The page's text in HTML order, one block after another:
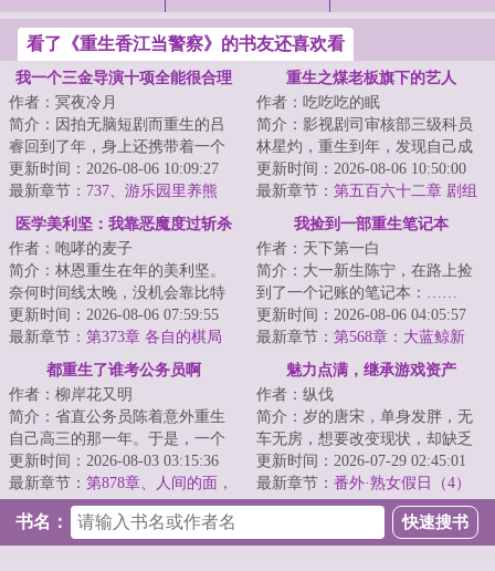
看了《重生香江当警察》的书友还喜欢看
我一个三金导演十项全能很合理
作者：冥夜冷月
简介：因拍无脑短剧而重生的吕
睿回到了年，身上还携带着一个
【十项全能大导演】系统！目
标：走上人生巅峰...
更新时间：2026-08-06 10:09:27
最新章节： 737、游乐园里养熊
猫？丁亮纯魔丸！不上市！删不
掉！合作愉快……
重生之煤老板旗下的艺人
作者：吃吃吃的眠
简介：影视剧司审核部三级科员
林星灼，重生到年，发现自己成
为了一家煤老板投资的影视公司
签约艺人。六公...
更新时间：2026-08-06 10:50:00
最新章节： 第五百六十二章 剧组
外的收获！
医学美利坚：我靠恶魔度过斩杀
线
作者：咆哮的麦子
简介：林恩重生在年的美利坚。
奈何时间线太晚，没机会靠比特
币翻盘。无奈只能他只能先做好
医生本职工作，...
更新时间：2026-08-06 07:59:55
最新章节： 第373章 各自的棋局
我捡到一部重生笔记本
作者：天下第一白
简介：大一新生陈宁，在路上捡
到了一个记账的笔记本：……
年，GDP位例世界第二。年，屠
呦呦获诺贝尔医学...
更新时间：2026-08-06 04:05:57
最新章节： 第568章：大蓝鲸新
车，70 万起步！（求订阅）
都重生了谁考公务员啊
作者：柳岸花又明
简介：省直公务员陈着意外重生
自己高三的那一年。于是，一个
木讷腼腆、和女生说话都会脸
红、只知道学习的...
更新时间：2026-08-03 03:15:36
最新章节： 第878章、人间的面，
见一面少一面（下）
魅力点满，继承游戏资产
作者：纵伐
简介：岁的唐宋，单身发胖，无
车无房，想要改变现状，却缺乏
精力、信念和方向。遭遇职场霸
凌后，玩了三年...
更新时间：2026-07-29 02:45:01
最新章节： 番外·熟女假日（4）
书名：